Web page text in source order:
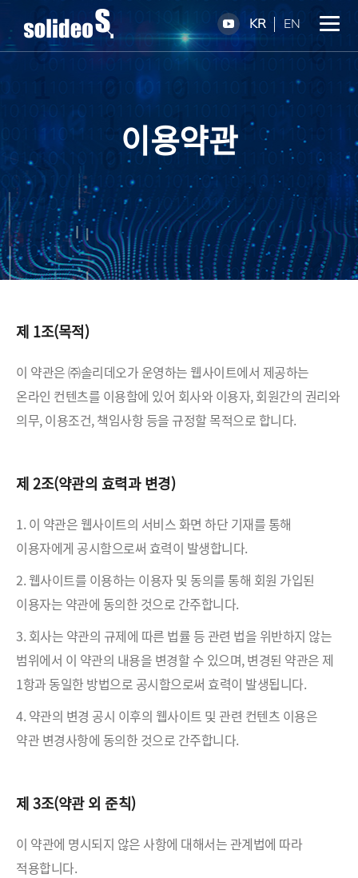
KR EN
이용약관
제 1조(목적)
이 약관은 ㈜솔리데오가 운영하는 웹사이트에서 제공하는
온라인 컨텐츠를 이용함에 있어 회사와 이용자, 회원간의 권리와
의무, 이용조건, 책임사항 등을 규정할 목적으로 합니다.
제 2조(약관의 효력과 변경)
1. 이 약관은 웹사이트의 서비스 화면 하단 기재를 통해
이용자에게 공시함으로써 효력이 발생합니다.
2. 웹사이트를 이용하는 이용자 및 동의를 통해 회원 가입된
이용자는 약관에 동의한 것으로 간주합니다.
3. 회사는 약관의 규제에 따른 법률 등 관련 법을 위반하지 않는
범위에서 이 약관의 내용을 변경할 수 있으며, 변경된 약관은 제
1항과 동일한 방법으로 공시함으로써 효력이 발생됩니다.
4. 약관의 변경 공시 이후의 웹사이트 및 관련 컨텐츠 이용은
약관 변경사항에 동의한 것으로 간주합니다.
제 3조(약관 외 준칙)
이 약관에 명시되지 않은 사항에 대해서는 관계법에 따라
적용합니다.